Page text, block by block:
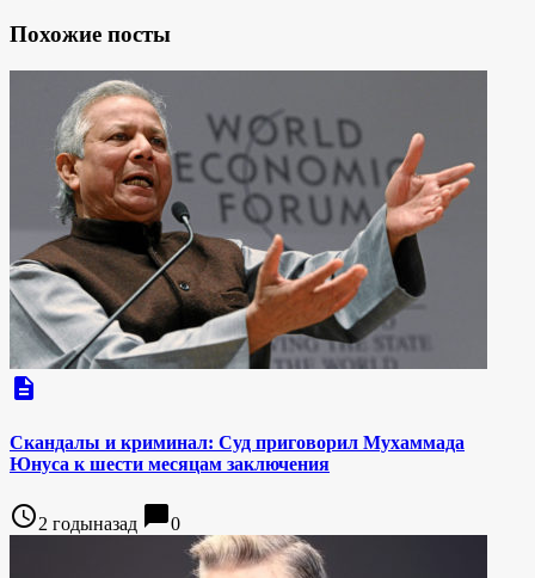
Похожие посты
description
Скандалы и криминал: Суд приговорил Мухаммада
Юнуса к шести месяцам заключения
access_time2 годыназад chat_bubble0